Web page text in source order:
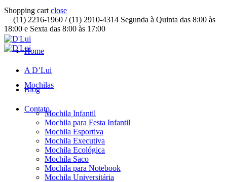
Shopping cart close
(11) 2216-1960 / (11) 2910-4314 Segunda à Quinta das 8:00 às
18:00 e Sexta das 8:00 às 17:00
Home
A D’Lui
Blog
Contato
Mochilas
Mochila Infantil
Mochila para Festa Infantil
Mochila Esportiva
Mochila Executiva
Mochila Ecológica
Mochila Saco
Mochila para Notebook
Mochila Universitária